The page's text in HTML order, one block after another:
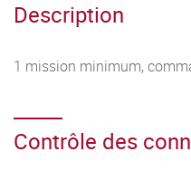
Description
1 mission minimum,
Contrôle des